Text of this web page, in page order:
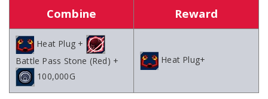
Combine Reward
Heat Plug +
Battle Pass Stone (Red) +
100,000G
Heat Plug+